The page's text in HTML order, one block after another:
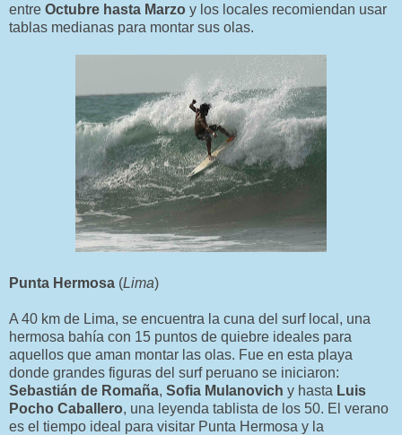
entre Octubre hasta Marzo y los locales recomiendan usar
tablas medianas para montar sus olas.
Punta Hermosa (Lima)
A 40 km de Lima, se encuentra la cuna del surf local, una
hermosa bahía con 15 puntos de quiebre ideales para
aquellos que aman montar las olas. Fue en esta playa
donde grandes figuras del surf peruano se iniciaron:
Sebastián de Romaña, Sofia Mulanovich y hasta Luis
Pocho Caballero, una leyenda tablista de los 50. El verano
es el tiempo ideal para visitar Punta Hermosa y la